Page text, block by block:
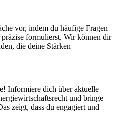
vor, indem du häufige Fragen
formulierst. Wir können dir
die deine Stärken
Informiere dich über aktuelle
und bringe
zeigt, dass du engagiert und